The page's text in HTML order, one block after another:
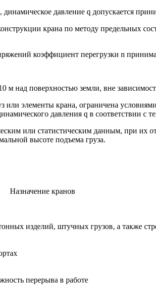
динамическое давление q допускается
крана по методу предельных
коэффициент перегрузки n
м над поверхностью земли, вне
или элементы крана, ограничена
давления q в соответствии с
или статистическим данным, при
высоте подъема груза.
Назначение кранов
изделий, штучных грузов, а также
перерыва в работе